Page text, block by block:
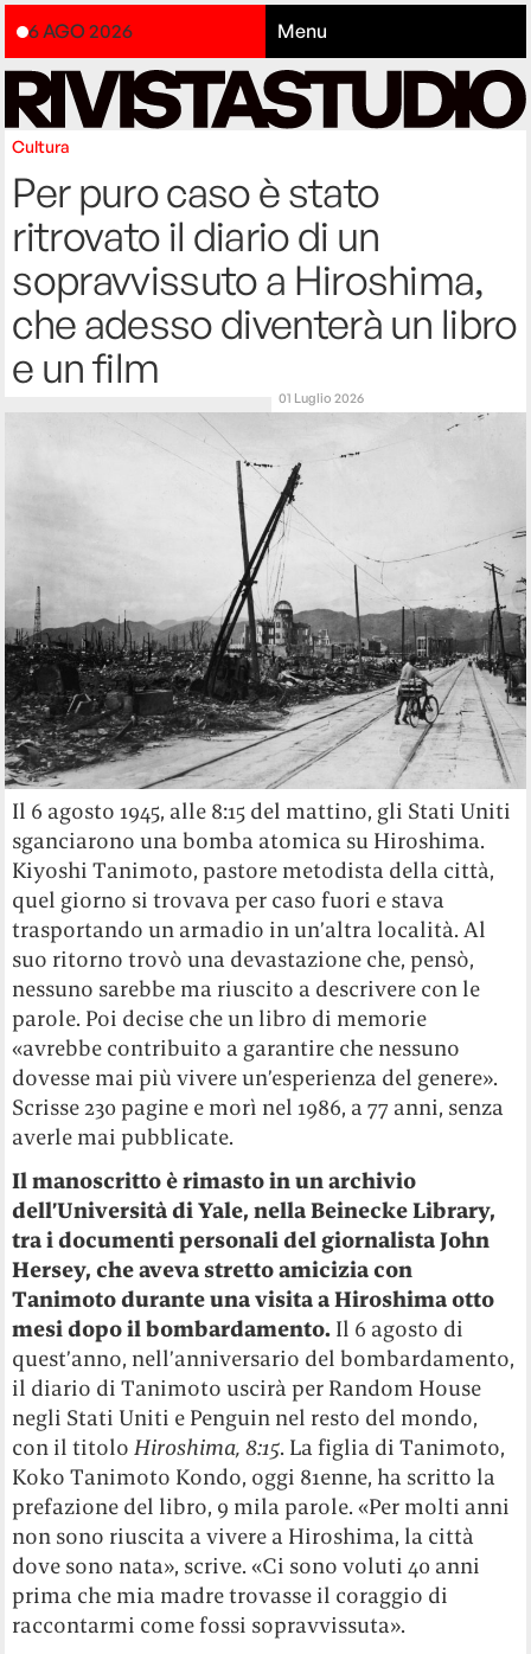
6 AGO 2026 Menu
Cultura
Per puro caso è stato
ritrovato il diario di un
sopravvissuto a Hiroshima,
che adesso diventerà un libro
e un film
01 Luglio 2026
Il 6 agosto 1945, alle 8:15 del mattino, gli Stati Uniti
sganciarono una bomba atomica su Hiroshima.
Kiyoshi Tanimoto, pastore metodista della città,
quel giorno si trovava per caso fuori e stava
trasportando un armadio in un’altra località. Al
suo ritorno trovò una devastazione che, pensò,
nessuno sarebbe ma riuscito a descrivere con le
parole. Poi decise che un libro di memorie
«avrebbe contribuito a garantire che nessuno
dovesse mai più vivere un’esperienza del genere».
Scrisse 230 pagine e morì nel 1986, a 77 anni, senza
averle mai pubblicate.
Il manoscritto è rimasto in un archivio
dell’Università di Yale, nella Beinecke Library,
tra i documenti personali del giornalista John
Hersey, che aveva stretto amicizia con
Tanimoto durante una visita a Hiroshima otto
mesi dopo il bombardamento. Il 6 agosto di
quest’anno, nell’anniversario del bombardamento,
il diario di Tanimoto uscirà per Random House
negli Stati Uniti e Penguin nel resto del mondo,
con il titoloHiroshima, 8:15. La figlia di Tanimoto,
Koko Tanimoto Kondo, oggi 81enne, ha scritto la
prefazione del libro, 9 mila parole. «Per molti anni
non sono riuscita a vivere a Hiroshima, la città
dove sono nata», scrive. «Ci sono voluti 40 anni
prima che mia madre trovasse il coraggio di
raccontarmi come fossi sopravvissuta».